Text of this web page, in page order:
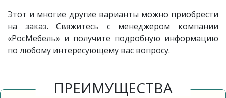
Этот и многие другие варианты можно приобрести
на заказ. Свяжитесь с менеджером компании
«РосМебель» и получите подробную информацию
по любому интересующему вас вопросу.
ПРЕИМУЩЕСТВА